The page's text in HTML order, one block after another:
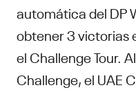
automática del DP
obtener 3 victorias
el Challenge Tour.
Challenge, el UAE